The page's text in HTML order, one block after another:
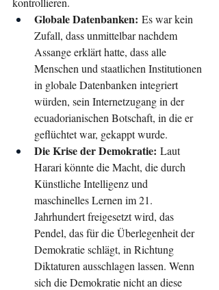
Globale Datenbanken: Es war kein
Zufall, dass unmittelbar nachdem
Assange erklärt hatte, dass alle
Menschen und staatlichen Institutionen
in globale Datenbanken integriert
würden, sein Internetzugang in der
ecuadorianischen Botschaft, in die er
geflüchtet war, gekappt wurde.
Die Krise der Demokratie: Laut
Harari könnte die Macht, die durch
Künstliche Intelligenz und
maschinelles Lernen im 21.
Jahrhundert freigesetzt wird, das
Pendel, das für die Überlegenheit der
Demokratie schlägt, in Richtung
Diktaturen ausschlagen lassen. Wenn
sich die Demokratie nicht an diese